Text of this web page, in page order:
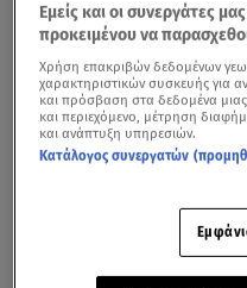
Εμείς και οι συνεργάτες
προκειμένου να
Χρήση επακριβών δεδομένων
χαρακτηριστικών συσκευής για
και πρόσβαση στα δεδομένα
και περιεχόμενο, μέτρηση
και ανάπτυξη υπηρεσιών.
Κατάλογος συνεργατών